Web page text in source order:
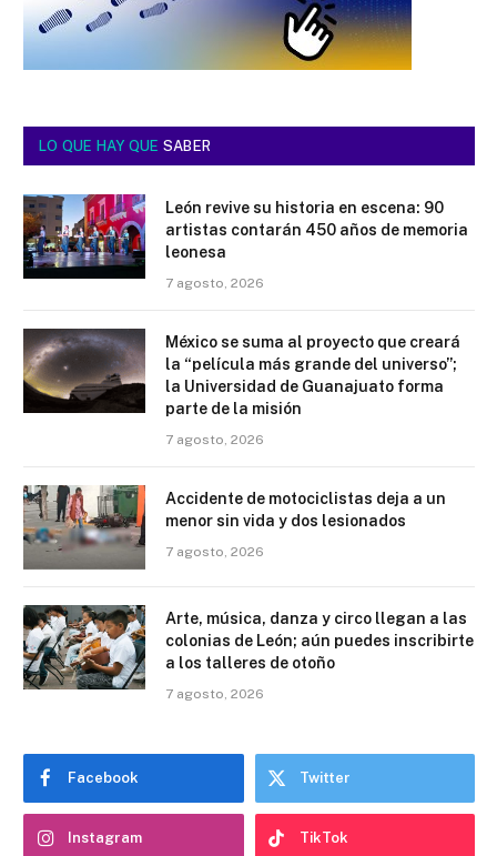
LO QUE HAY QUE SABER
León revive su historia en escena: 90
artistas contarán 450 años de memoria
leonesa
7 agosto, 2026
México se suma al proyecto que creará
la “película más grande del universo”;
la Universidad de Guanajuato forma
parte de la misión
7 agosto, 2026
Accidente de motociclistas deja a un
menor sin vida y dos lesionados
7 agosto, 2026
Arte, música, danza y circo llegan a las
colonias de León; aún puedes inscribirte
a los talleres de otoño
7 agosto, 2026
Facebook Twitter
Instagram TikTok